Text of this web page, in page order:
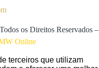
os Direitos Reservados –
Online
terceiros que utilizam